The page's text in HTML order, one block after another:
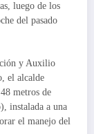
luego de los
del pasado
y Auxilio
el alcalde
metros de
instalada a una
el manejo del